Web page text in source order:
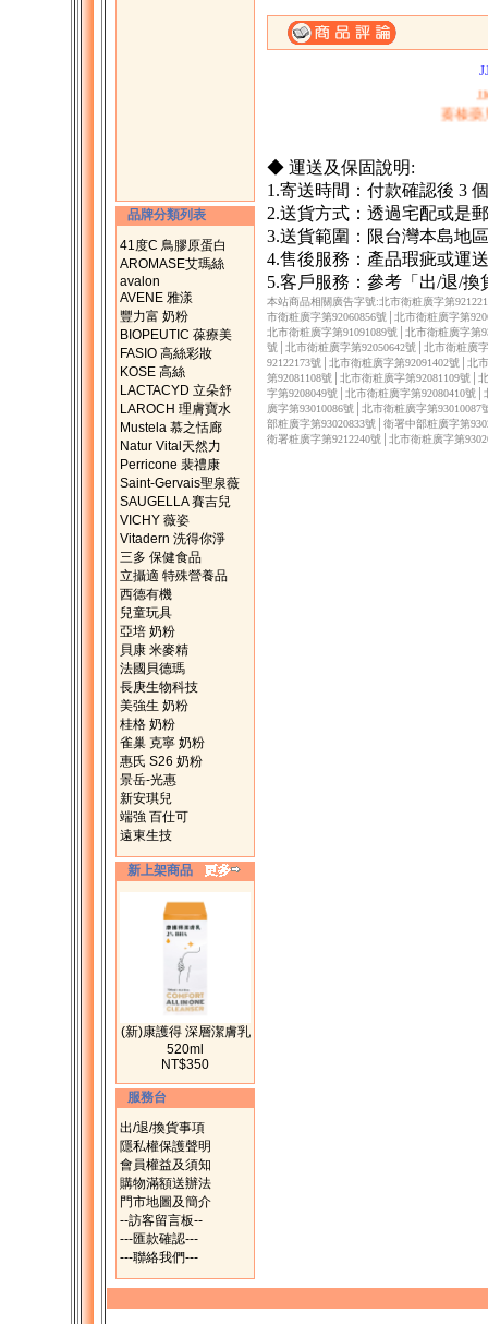
品牌分類列表
41度C 鳥膠原蛋白
AROMASE艾瑪絲
avalon
AVENE 雅漾
豐力富 奶粉
BIOPEUTIC 葆療美
FASIO 高絲彩妝
KOSE 高絲
LACTACYD 立朵舒
LAROCH 理膚寶水
Mustela 慕之恬廊
Natur Vital天然力
Perricone 裴禮康
Saint-Gervais聖泉薇
SAUGELLA 賽吉兒
VICHY 薇姿
Vitadern 洗得你淨
三多 保健食品
立攝適 特殊營養品
西德有機
兒童玩具
亞培 奶粉
貝康 米麥精
法國貝德瑪
長庚生物科技
美強生 奶粉
桂格 奶粉
雀巢 克寧 奶粉
惠氏 S26 奶粉
景岳-光惠
新安琪兒
端強 百仕可
遠東生技
新上架商品
(新)康護得 深層潔膚乳
520ml
NT$350
服務台
出/退/換貨事項
隱私權保護聲明
會員權益及須知
購物滿額送辦法
門市地圖及簡介
--訪客留言板--
---匯款確認---
---聯絡我們---
一、購滿1500元
二、購物滿2000
蓁榛藥
◆ 運送及保固說明:
1.寄送時間：付款確認後 3
2.送貨方式：透過宅配或是
3.送貨範圍：限台灣本島地
4.售後服務：產品瑕疵或運
5.客戶服務：參考「出/退/
本站商品相關廣告字號:北市衛粧廣字第
市衛粧廣字第92060856號│北市衛粧廣字第
北市衛粧廣字第91091089號│北市衛粧廣字第
號│北市衛粧廣字第92050642號│北市衛粧廣
92122173號│北市衛粧廣字第92091402號│北
第92081108號│北市衛粧廣字第92081109號│
字第9208049號│北市衛粧廣字第92080410號
廣字第93010086號│北市衛粧廣字第
部粧廣字第93020833號│衛署中部粧廣字第
衛署粧廣字第9212240號│北市衛粧廣字第